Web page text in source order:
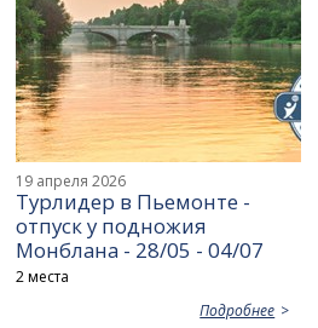
19 апреля 2026
Турлидер в Пьемонте -
отпуск у подножия
Монблана - 28/05 - 04/07
2 места
Подробнее